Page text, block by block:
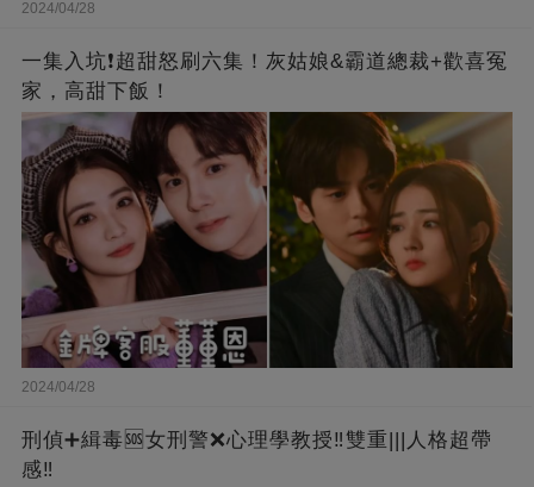
2024/04/28
一集入坑❗超甜怒刷六集！灰姑娘&霸道總裁+歡喜冤
家，高甜下飯！
2024/04/28
刑偵➕緝毒🆘女刑警❌心理學教授‼️雙重|||人格超帶
感‼️